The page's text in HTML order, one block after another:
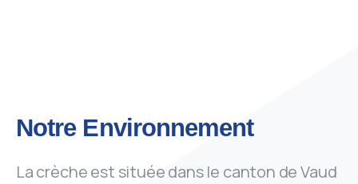
Notre Environnement
La crèche est située dans le canton de Vaud